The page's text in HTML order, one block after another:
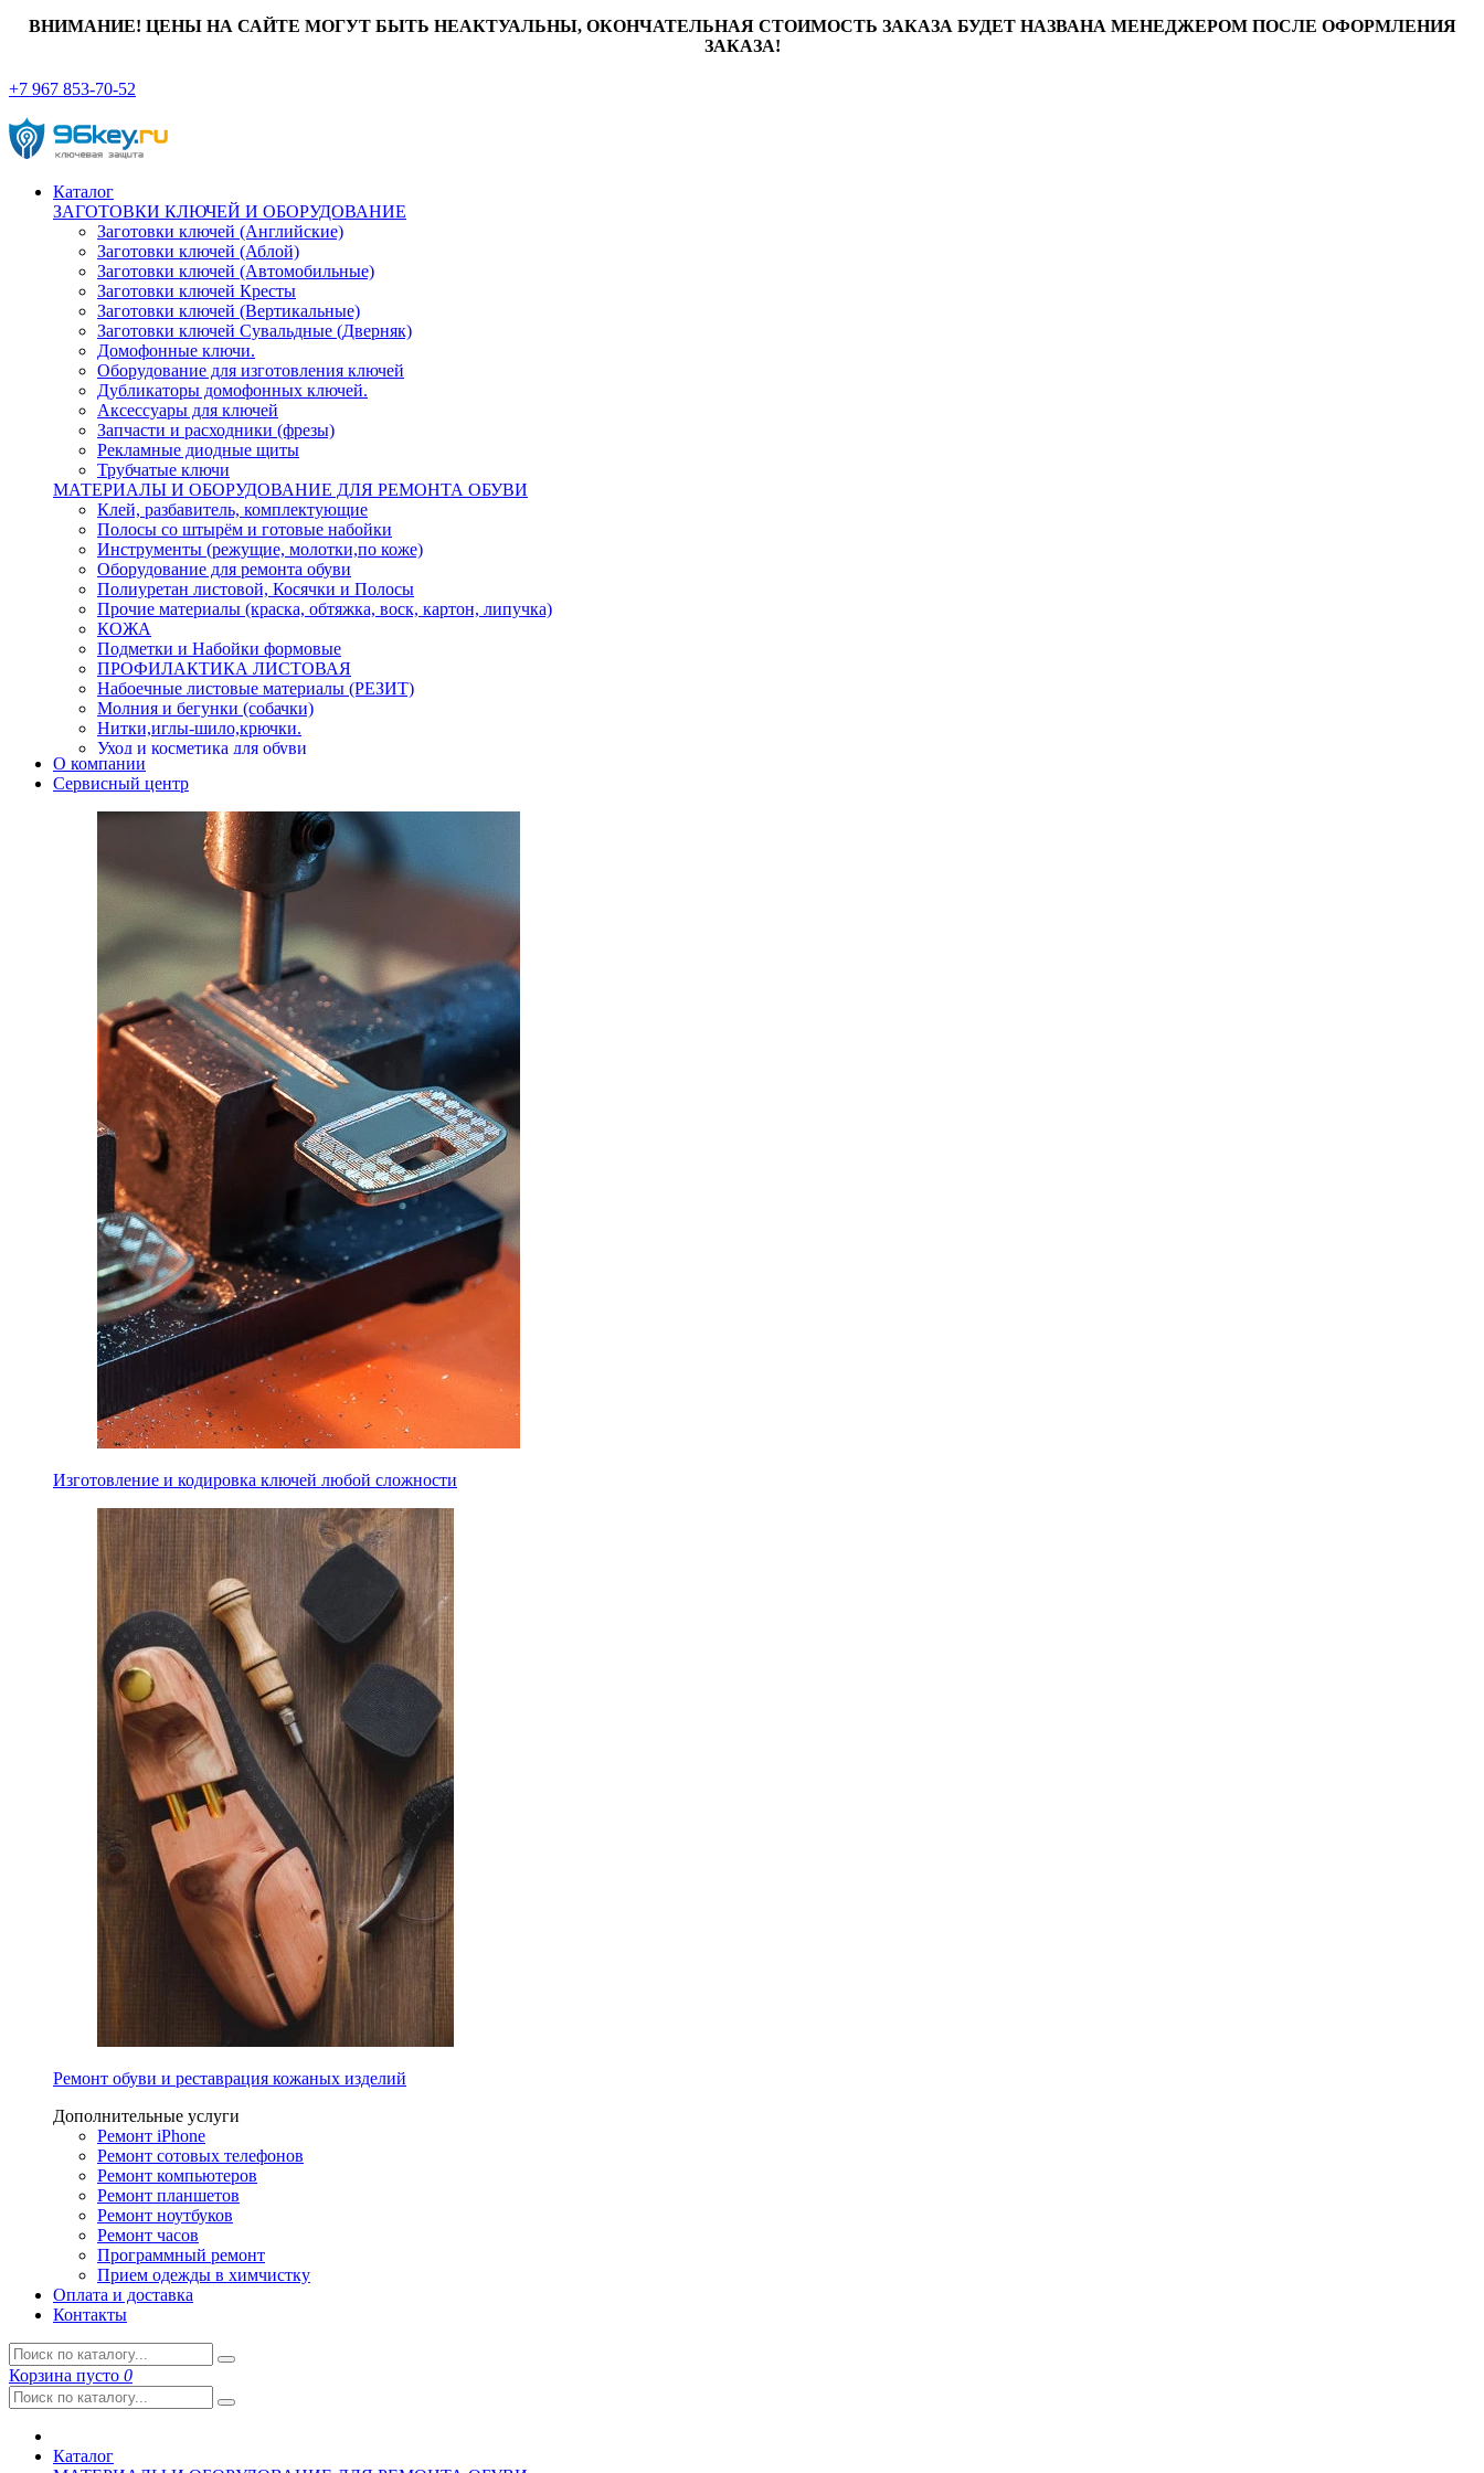
ВНИМАНИЕ! ЦЕНЫ НА САЙТЕ МОГУТ БЫТЬ НЕАКТУАЛЬНЫ, ОКОНЧАТЕЛЬНАЯ СТОИМОСТЬ ЗАКАЗА БУДЕТ НАЗВАНА МЕНЕДЖЕРОМ ПОСЛЕ ОФОРМЛЕНИЯ
ЗАКАЗА!
+7 967 853-70-52
Каталог
ЗАГОТОВКИ КЛЮЧЕЙ И ОБОРУДОВАНИЕ
Заготовки ключей (Английские)
Заготовки ключей (Аблой)
Заготовки ключей (Автомобильные)
Заготовки ключей Кресты
Заготовки ключей (Вертикальные)
Заготовки ключей Сувальдные (Дверняк)
Домофонные ключи.
Оборудование для изготовления ключей
Дубликаторы домофонных ключей.
Аксессуары для ключей
Запчасти и расходники (фрезы)
Рекламные диодные щиты
Трубчатые ключи
МАТЕРИАЛЫ И ОБОРУДОВАНИЕ ДЛЯ РЕМОНТА ОБУВИ
Клей, разбавитель, комплектующие
Полосы со штырём и готовые набойки
Инструменты (режущие, молотки,по коже)
Оборудование для ремонта обуви
Полиуретан листовой, Косячки и Полосы
Прочие материалы (краска, обтяжка, воск, картон, липучка)
КОЖА
Подметки и Набойки формовые
ПРОФИЛАКТИКА ЛИСТОВАЯ
Набоечные листовые материалы (РЕЗИТ)
Молния и бегунки (собачки)
Нитки,иглы-шило,крючки.
Уход и косметика для обуви
Кнопки (магнитые,кобурные)
Пряжки для ремня
О компании
Сервисный центр
Изготовление и кодировка ключей любой сложности
Ремонт обуви и реставрация кожаных изделий
Дополнительные услуги
Ремонт iPhone
Ремонт сотовых телефонов
Ремонт компьютеров
Ремонт планшетов
Ремонт ноутбуков
Ремонт часов
Программный ремонт
Прием одежды в химчистку
Оплата и доставка
Контакты
Корзина пусто 0
Каталог